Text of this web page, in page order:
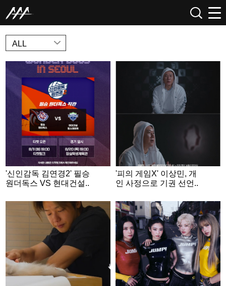
NEWS
ALL
'신인감독 김연경2' 필승
원더독스 VS 현대건설..
열린다
'피의 게임X' 이상민, 개
인 사정으로 기권 선언..
이별